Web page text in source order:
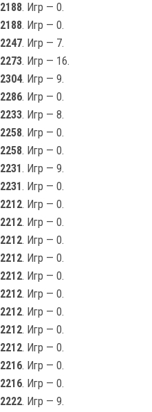
2188. Игр — 0.
2188. Игр — 0.
2247. Игр — 7.
2273. Игр — 16.
2304. Игр — 9.
2286. Игр — 0.
2233. Игр — 8.
2258. Игр — 0.
2258. Игр — 0.
2231. Игр — 9.
2231. Игр — 0.
2212. Игр — 0.
2212. Игр — 0.
2212. Игр — 0.
2212. Игр — 0.
2212. Игр — 0.
2212. Игр — 0.
2212. Игр — 0.
2212. Игр — 0.
2212. Игр — 0.
2216. Игр — 0.
2216. Игр — 0.
2222. Игр — 9.